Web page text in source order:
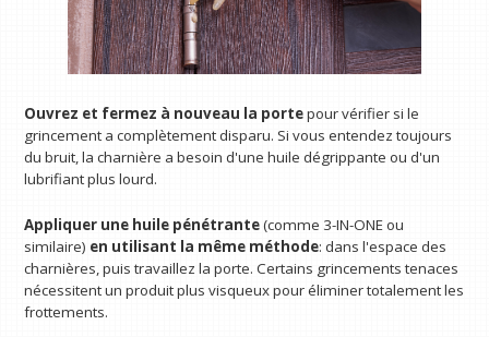
Ouvrez et fermez à nouveau la portepour vérifier si le
grincement a complètement disparu. Si vous entendez toujours
du bruit, la charnière a besoin d'une huile dégrippante ou d'un
lubrifiant plus lourd.
Appliquer une huile pénétrante(comme 3-IN-ONE ou
similaire) en utilisant la même méthode: dans l'espace des
charnières, puis travaillez la porte. Certains grincements tenaces
nécessitent un produit plus visqueux pour éliminer totalement les
frottements.